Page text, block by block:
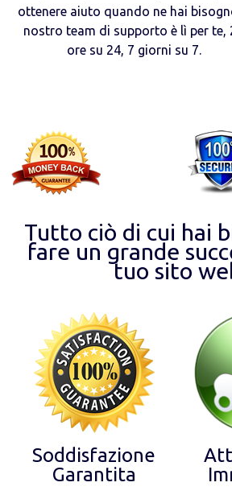
ottenere aiuto quando ne hai
nostro team di supporto è lì per te,
ore su 24, 7 giorni su 7.
Tutto ciò di cui hai
fare un grande
tuo sito
Soddisfazione
Garantita